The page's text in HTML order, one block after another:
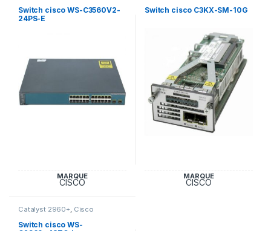
Switch cisco WS-C3560V2-
24PS-E
MARQUE
CISCO
Switch cisco C3KX-SM-10G
MARQUE
CISCO
Catalyst 2960+, Cisco
Switch cisco WS-